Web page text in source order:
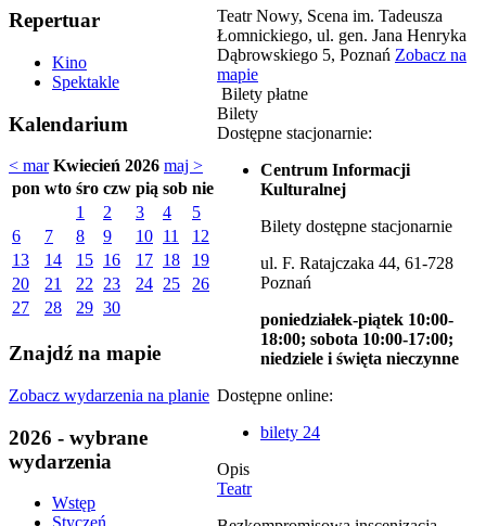
Repertuar
Kino
Spektakle
Kalendarium
< mar Kwiecień 2026 maj >
pon wto śro czw pią sob nie
1
2 3 4
5
6
7 8 9 10 11
12
13
14 15 16 17 18
19
20
21 22 23 24 25
26
27
28 29 30
Znajdź na mapie
Zobacz wydarzenia na planie
2026 - wybrane
wydarzenia
Wstęp
Teatr Nowy, Scena im. Tadeusza
Łomnickiego, ul. gen. Jana Henryka
Dąbrowskiego 5, Poznań Zobacz na
mapie
Bilety płatne
Bilety
Dostępne stacjonarnie:
Centrum Informacji
Kulturalnej
Bilety dostępne stacjonarnie
ul. F. Ratajczaka 44, 61-728
Poznań
poniedziałek-piątek 10:00-
18:00; sobota 10:00-17:00;
niedziele i święta nieczynne
Dostępne online:
bilety 24
Opis
Teatr